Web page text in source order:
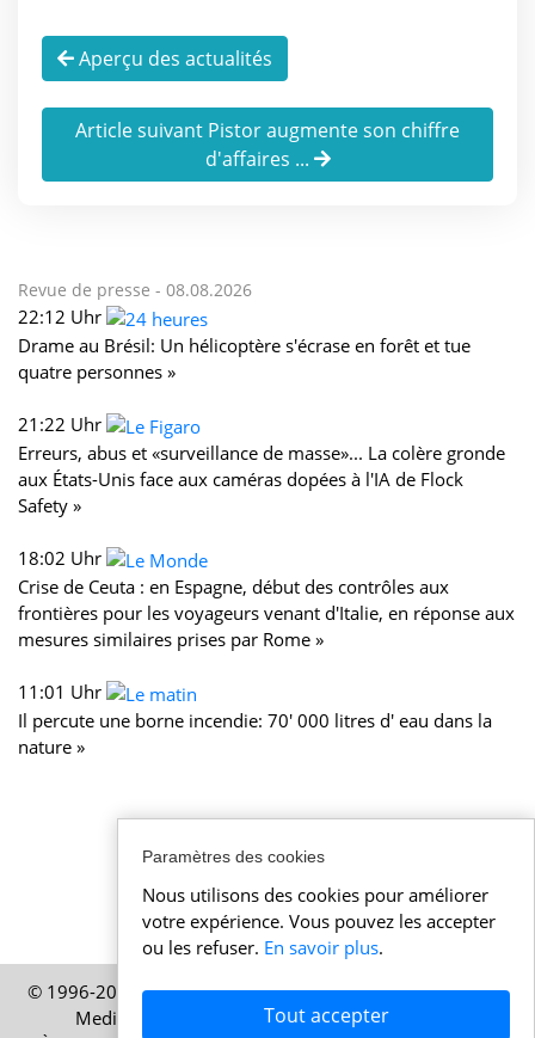
Aperçu des actualités
Article suivant Pistor augmente son chiffre
d'affaires ...
Revue de presse - 08.08.2026
22:12 Uhr
Drame au Brésil: Un hélicoptère s'écrase en forêt et tue
quatre personnes »
21:22 Uhr
Erreurs, abus et «surveillance de masse»... La colère gronde
aux États-Unis face aux caméras dopées à l'IA de Flock
Safety »
18:02 Uhr
Crise de Ceuta : en Espagne, début des contrôles aux
frontières pour les voyageurs venant d'Italie, en réponse aux
mesures similaires prises par Rome »
11:01 Uhr
Il percute une borne incendie: 70' 000 litres d' eau dans la
nature »
© 1996-2026 Actualitesuisse.lu – Une publication de HELP
Media SA, Zurich, Suisse – Tous droits réservés
Paramètres des cookies
Nous utilisons des cookies pour améliorer
votre expérience. Vous pouvez les accepter
ou les refuser. En savoir plus.
Tout accepter